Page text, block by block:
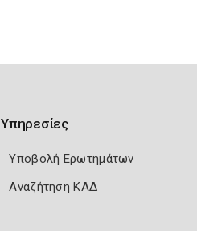
Υπηρεσίες
Υποβολή Ερωτημάτων
Αναζήτηση ΚΑΔ